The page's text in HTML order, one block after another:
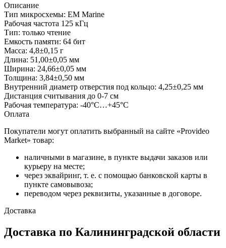
Описание
Тип микросхемы: EM Marine
Рабочая частота 125 кГц
Тип: только чтение
Емкость памяти: 64 бит
Масса: 4,8±0,15 г
Длина: 51,00±0,05 мм
Ширина: 24,66±0,05 мм
Толщина: 3,84±0,50 мм
Внутренний диаметр отверстия под кольцо: 4,25±0,25 мм
Дистанция считывания до 0-7 см
Рабочая температура: -40°С…+45°С
Оплата
Покупатели могут оплатить выбранный на сайте «Provideo
Market» товар:
наличными в магазине, в пункте выдачи заказов или
курьеру на месте;
через эквайринг, т. е. с помощью банковской карты в
пункте самовывоза;
переводом через реквизиты, указанные в договоре.
Доставка
Доставка по Калининградской области